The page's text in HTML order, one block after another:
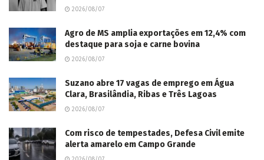
2026/08/07
Agro de MS amplia exportações em 12,4% com
destaque para soja e carne bovina
2026/08/07
Suzano abre 17 vagas de emprego em Água
Clara, Brasilândia, Ribas e Três Lagoas
2026/08/07
Com risco de tempestades, Defesa Civil emite
alerta amarelo em Campo Grande